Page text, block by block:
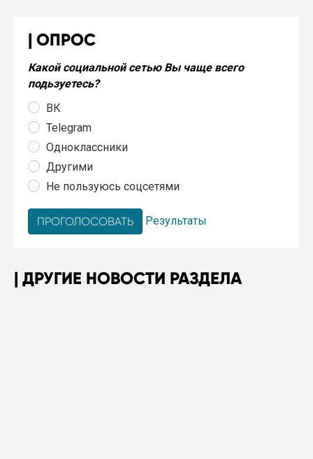
ОПРОС
Какой социальной сетью Вы чаще всего
подьзуетесь?
ВК
Telegram
Одноклассники
Другими
Не пользуюсь соцсетями
Результаты
ДРУГИЕ НОВОСТИ РАЗДЕЛА